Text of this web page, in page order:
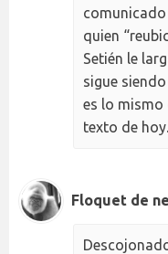
quien
Setién le
sigue
es lo mismo
texto de
Floquet de